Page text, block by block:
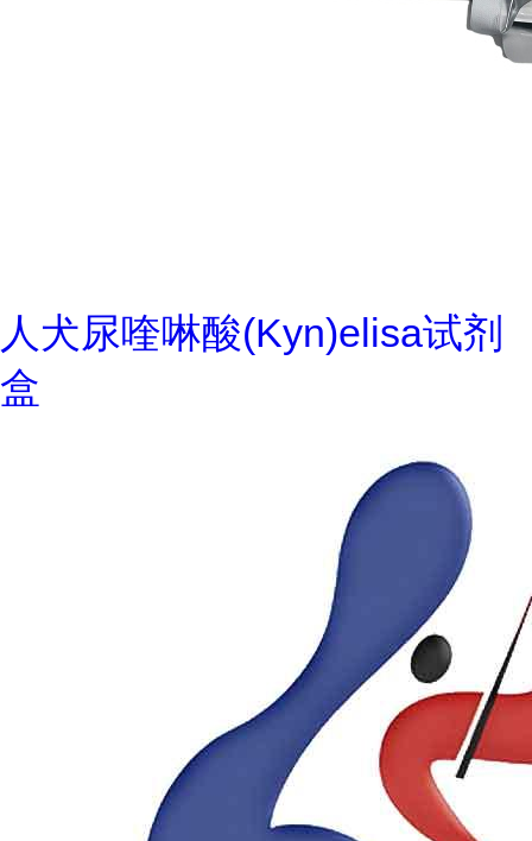
人犬尿喹啉酸(Kyn)elisa试剂
盒